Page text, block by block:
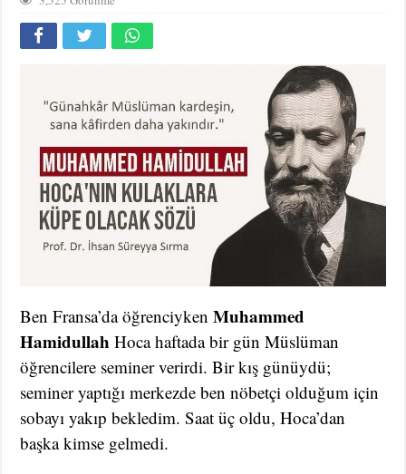
Ben Fransa’da öğrenciykenMuhammed
Hamidullah Hoca haftada bir gün Müslüman
öğrencilere seminer verirdi. Bir kış günüydü;
seminer yaptığı merkezde ben nöbetçi olduğum için
sobayı yakıp bekledim. Saat üç oldu, Hoca’dan
başka kimse gelmedi.